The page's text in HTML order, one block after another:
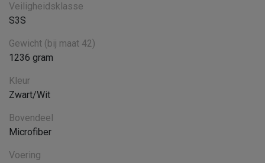
Veiligheidsklasse
S3S
Gewicht (bij maat 42)
1236 gram
Kleur
Zwart/Wit
Bovendeel
Microfiber
Voering